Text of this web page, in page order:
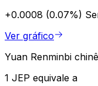
+0.0008 (0.07%)
Ver gráfico
Yuan Renminbi
1 JEP equivale a